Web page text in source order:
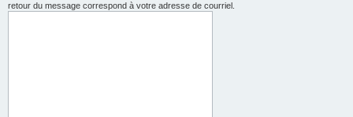
retour du message correspond à votre adresse de courriel.